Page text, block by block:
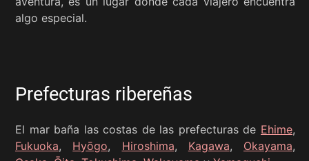
algo especial.
Prefecturas ribereñas
El mar baña las costas de las prefecturas de Ehime,
Fukuoka, Hyōgo, Hiroshima, Kagawa, Okayama,